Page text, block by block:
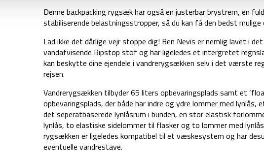
Denne backpacking rygsæk har også en justerbar brystrem, en
stabiliserende belastningsstropper, så du kan få den bedst
Lad ikke det dårlige vejr stoppe dig! Ben Nevis er nemlig lavet i
vandafvisende Ripstop stof og har ligeledes et intergretet
kan beskytte dine ejendele i vandrerygsækken selv i det værste
rejsen.
Vandrerygsækken tilbyder 65 liters opbevaringsplads samt et
opbevaringsplads, der både har indre og ydre lommer med
det seperatbaserede lynlåsrum i bunden, en stor elastisk
lynlås, to elastiske sidelommer til flasker og to lommer med
rygsækken er ligeledes kompatibel til et væskesystem og har
eventuelle vandrestave.